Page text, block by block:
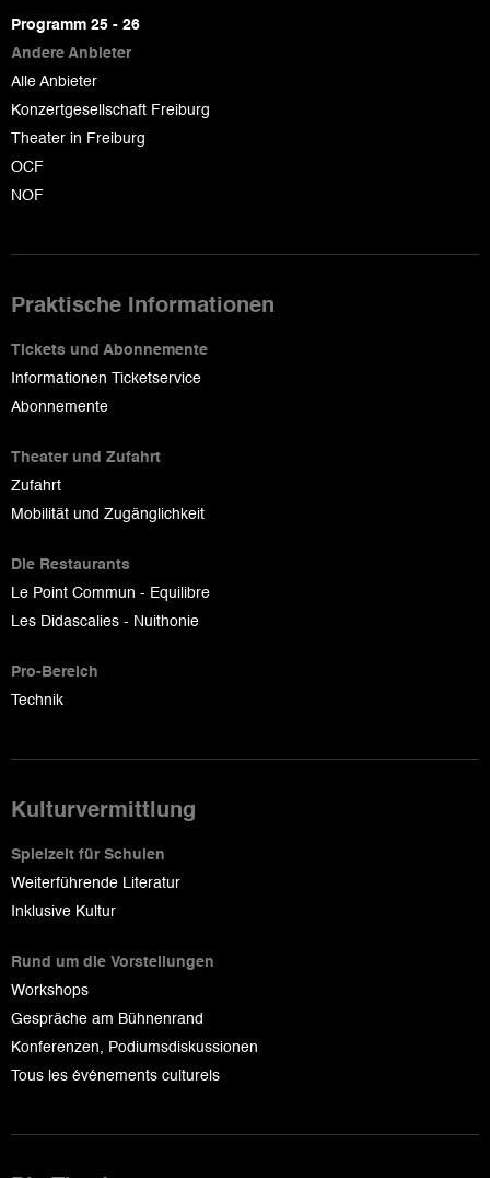
page
Programm 25 - 26
Andere Anbieter
Alle Anbieter
Konzertgesellschaft Freiburg
Theater in Freiburg
OCF
NOF
Praktische Informationen
Tickets und Abonnemente
Informationen Ticketservice
Abonnemente
Theater und Zufahrt
Zufahrt
Mobilität und Zugänglichkeit
Die Restaurants
Le Point Commun - Equilibre
Les Didascalies - Nuithonie
Pro-Bereich
Technik
Kulturvermittlung
Spielzeit für Schulen
Weiterführende Literatur
Inklusive Kultur
Rund um die Vorstellungen
Workshops
Gespräche am Bühnenrand
Konferenzen, Podiumsdiskussionen
Tous les événements culturels